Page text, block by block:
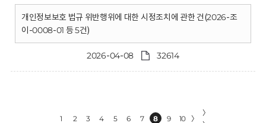
개인정보보호 법규 위반행위에 대한 시정조치에 관한 건(2026-조
이-0008-01 등 5건)
2026-04-08 32614
1 2 3 4 5 6 7 8 9 10 〉
〉